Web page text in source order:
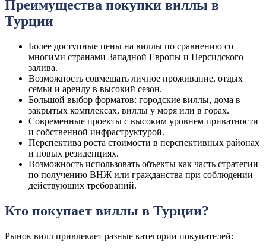
Преимущества покупки виллы в
Турции
Более доступные цены на виллы по сравнению со
многими странами Западной Европы и Персидского
залива.
Возможность совмещать личное проживание, отдых
семьи и аренду в высокий сезон.
Большой выбор форматов: городские виллы, дома в
закрытых комплексах, виллы у моря или в горах.
Современные проекты с высоким уровнем приватности
и собственной инфраструктурой.
Перспектива роста стоимости в перспективных районах
и новых резиденциях.
Возможность использовать объекты как часть стратегии
по получению ВНЖ или гражданства при соблюдении
действующих требований.
Кто покупает виллы в Турции?
Рынок вилл привлекает разные категории покупателей: